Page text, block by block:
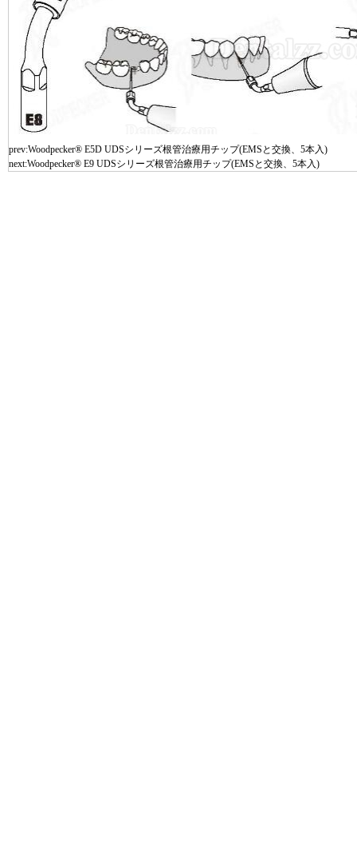
prev:Woodpecker® E5D UDSシリーズ根管治療用チップ(EMSと交換、5本入)
next:Woodpecker® E9 UDSシリーズ根管治療用チップ(EMSと交換、5本入)